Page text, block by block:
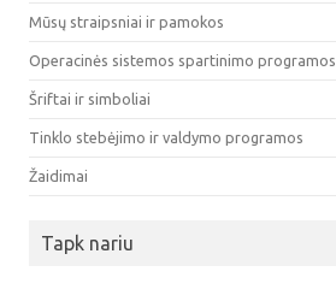
Mūsų straipsniai ir pamokos
Operacinės sistemos spartinimo programos
Šriftai ir simboliai
Tinklo stebėjimo ir valdymo programos
Žaidimai
Tapk nariu